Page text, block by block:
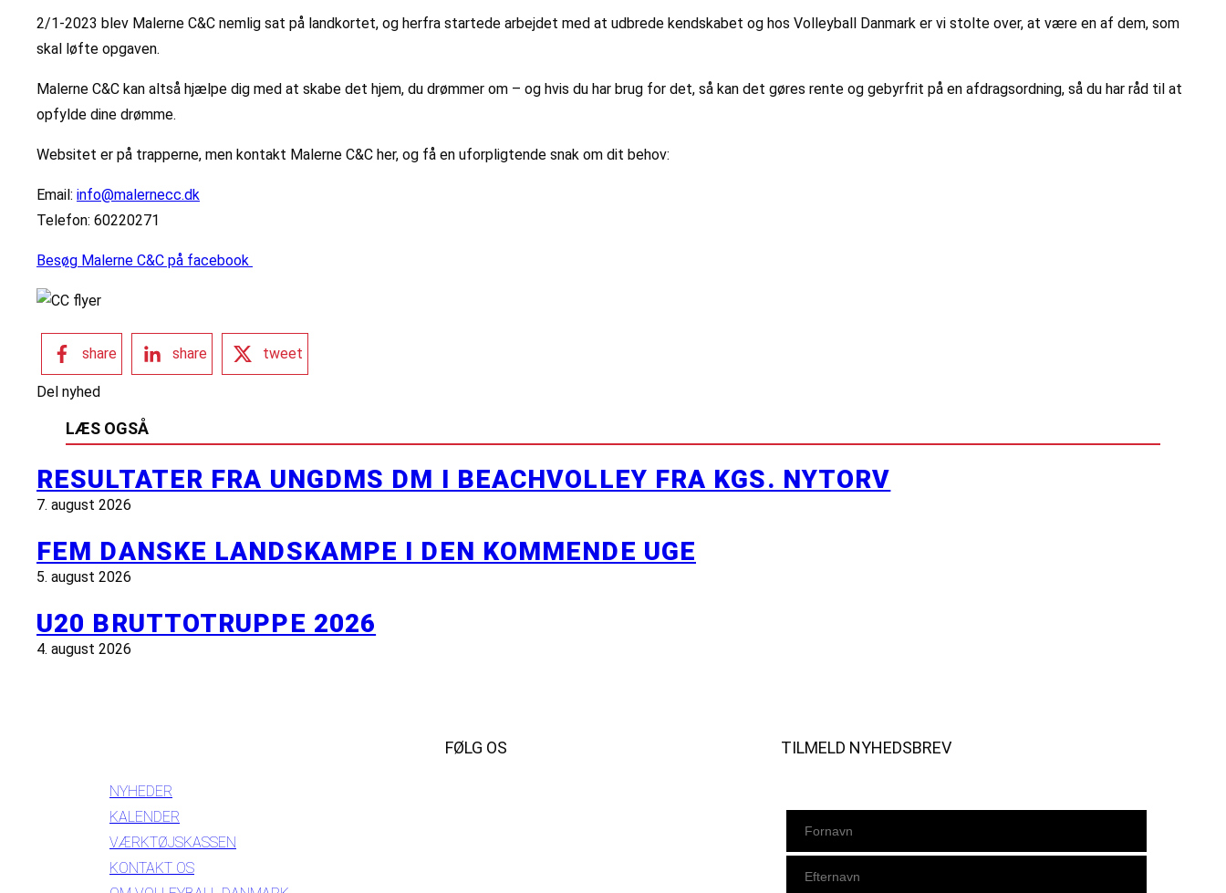
2/1-2023 blev Malerne C&C nemlig sat på landkortet, og herfra startede arbejdet med at udbrede kendskabet og hos Volleyball Danmark er vi stolte over, at være en af dem, som
skal løfte opgaven.
Malerne C&C kan altså hjælpe dig med at skabe det hjem, du drømmer om – og hvis du har brug for det, så kan det gøres rente og gebyrfrit på en afdragsordning, så du har råd til at
opfylde dine drømme.
Websitet er på trapperne, men kontakt Malerne C&C her, og få en uforpligtende snak om dit behov:
Email: info@malernecc.dk
Telefon: 60220271
Besøg Malerne C&C på facebook
share share tweet
Del nyhed
LÆS OGSÅ
RESULTATER FRA UNGDMS DM I BEACHVOLLEY FRA KGS. NYTORV
7. august 2026
FEM DANSKE LANDSKAMPE I DEN KOMMENDE UGE
5. august 2026
U20 BRUTTOTRUPPE 2026
4. august 2026
NYHEDER
KALENDER
VÆRKTØJSKASSEN
KONTAKT OS
FØLG OS TILMELD NYHEDSBREV